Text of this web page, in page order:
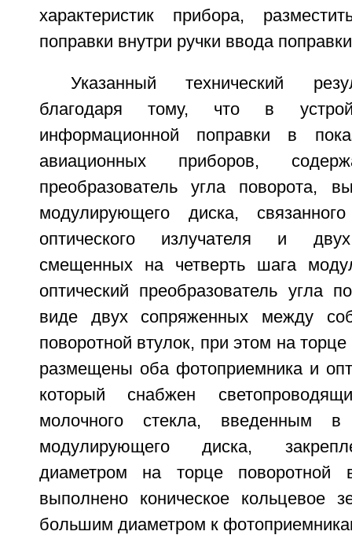
характеристик прибора,
поправки внутри ручки ввода
Указанный технический
благодаря тому, что в
информационной поправки в
авиационных приборов,
преобразователь угла поворота,
модулирующего диска,
оптического излучателя и
смещенных на четверть шага
оптический преобразователь угла
виде двух сопряженных между
поворотной втулок, при этом на
размещены оба фотоприемника и
который снабжен
молочного стекла, введенным в
модулирующего диска,
диаметром на торце поворотной
выполнено коническое кольцевое
большим диаметром к